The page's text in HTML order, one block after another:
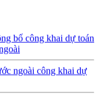
bố công khai dự toán
ngoài công khai dự